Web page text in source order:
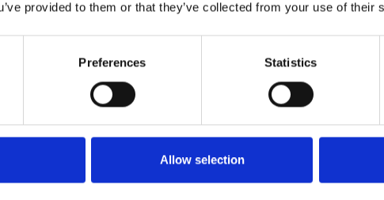
provided to them or that they’ve collected from your use of their
Preferences Statistics
Allow selection